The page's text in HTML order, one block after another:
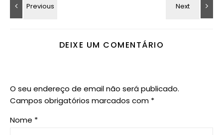
DEIXE UM COMENTÁRIO
O seu endereço de email não será publicado.
Campos obrigatórios marcados com *
Nome *